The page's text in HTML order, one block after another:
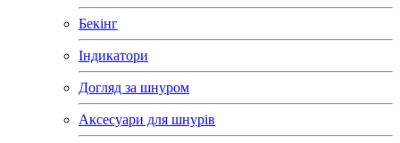
Бекінг
Індикатори
Догляд за шнуром
Аксесуари для шнурів